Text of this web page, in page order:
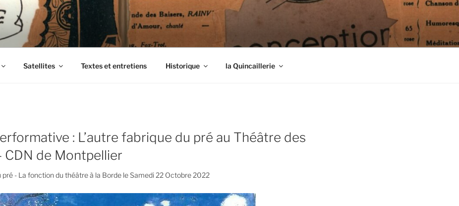
Satellites Textes et entretiens Historique la Quincaillerie
: L’autre fabrique du pré au Théâtre des
CDN de Montpellier
pré - La fonction du théâtre à la Borde le Samedi 22 Octobre 2022